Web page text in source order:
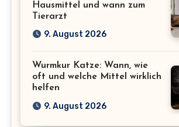
Hausmittel und wann zum
Tierarzt
9. August 2026
Wurmkur Katze: Wann, wie
oft und welche Mittel wirklich
helfen
9. August 2026